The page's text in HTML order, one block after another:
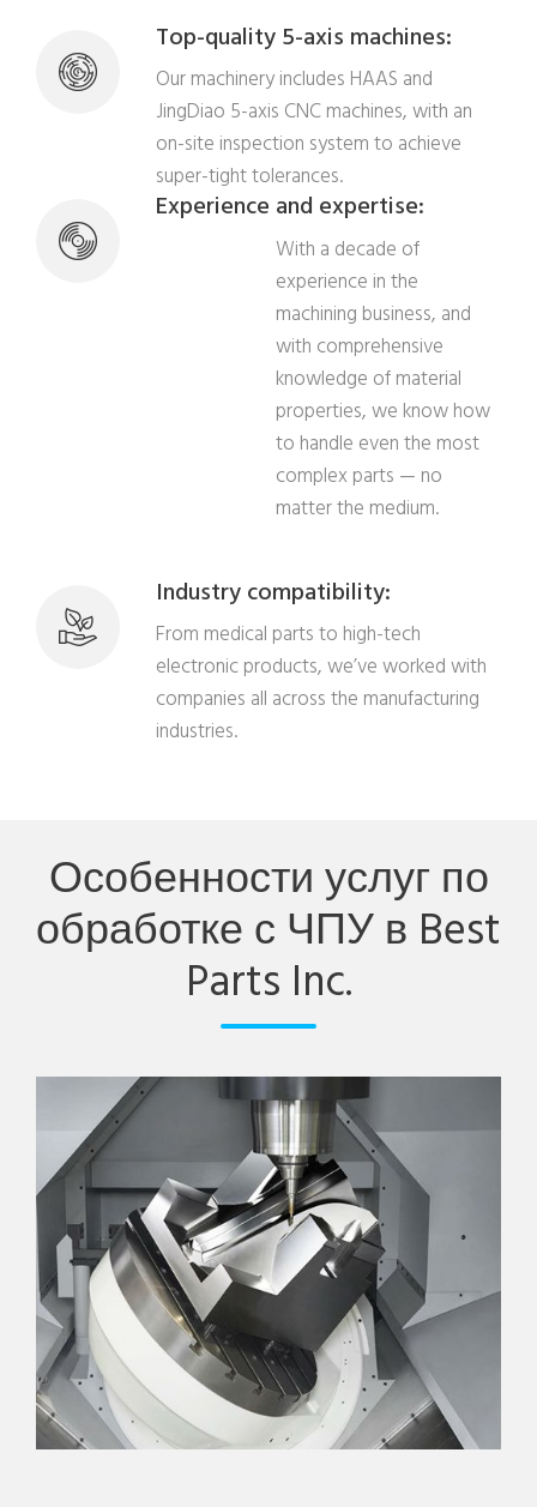
Top-quality 5-axis machines:
Our machinery includes HAAS and
JingDiao 5-axis CNC machines, with an
on-site inspection system to achieve
super-tight tolerances.
Experience and expertise:
With a decade of
experience in the
machining business, and
with comprehensive
knowledge of material
properties, we know how
to handle even the most
complex parts — no
matter the medium.
Industry compatibility:
From medical parts to high-tech
electronic products, we’ve worked with
companies all across the manufacturing
industries.
Особенности услуг по
обработке с ЧПУ в Best
Parts Inc.